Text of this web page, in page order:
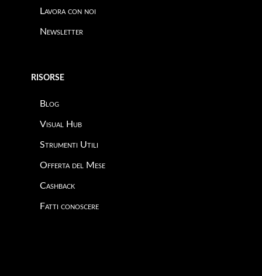
Lavora con noi
Newsletter
RISORSE
Blog
Visual Hub
Strumenti Utili
Offerta del Mese
Cashback
Fatti conoscere